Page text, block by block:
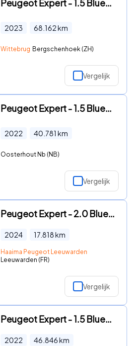
Peugeot Expert - 1.5 BlueHDI 120 S&S L2 | Carplay | Camera | Airco | Bank | L
2023 68.162km
Wittebrug Bergschenhoek (ZH)
Vergelijk
Peugeot Expert - 1.5 BlueHDI 120 Standard Premium 2 schuifdeuren Trekhaak Ach
2022 40.781 km
Oosterhout Nb (NB)
Vergelijk
Peugeot Expert - 2.0 BlueHDi 180 S&S L3 3-Zits l Keyless l Stuur- en Stoelver
2024 17.818km
Haaima Peugeot Leeuwarden
Leeuwarden (FR)
Vergelijk
Peugeot Expert - 1.5 BlueHDI 102 PK / L2H1 / 1e EIG. / 46.846 KM! / AIRCO / C
2022 46.846km